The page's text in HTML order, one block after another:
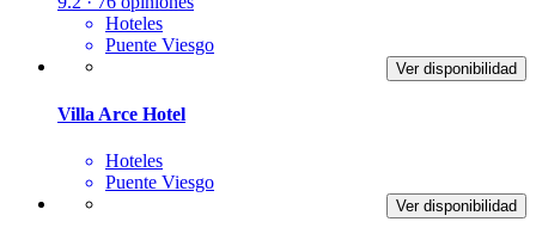
Hoteles
Puente Viesgo
Ver disponibilidad
Villa Arce Hotel
Hoteles
Puente Viesgo
Ver disponibilidad